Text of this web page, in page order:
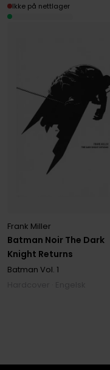
Batman Noir The Dark
Knight Returns
Frank Miller
Batman Vol. 1
Ikke på nettlager